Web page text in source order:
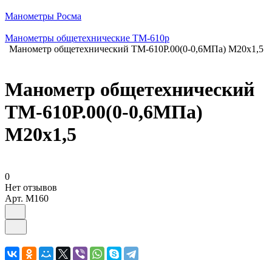
Манометры Росма
Манометры общетехнические ТМ-610р
Манометр общетехнический ТМ-610Р.00(0-0,6МПа) М20х1,5
Манометр общетехнический
ТМ-610Р.00(0-0,6МПа)
М20х1,5
0
Нет отзывов
Арт. M160